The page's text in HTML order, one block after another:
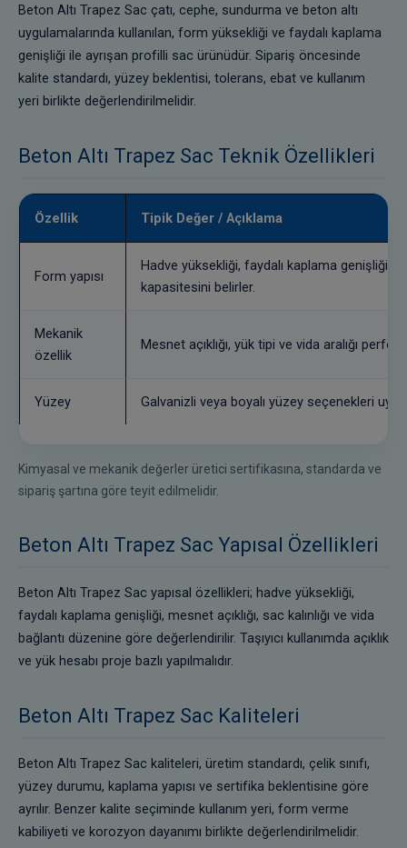
Beton Altı Trapez Sac çatı, cephe, sundurma ve beton altı
uygulamalarında kullanılan, form yüksekliği ve faydalı kaplama
genişliği ile ayrışan profilli sac ürünüdür. Sipariş öncesinde
kalite standardı, yüzey beklentisi, tolerans, ebat ve kullanım
yeri birlikte değerlendirilmelidir.
Beton Altı Trapez Sac Teknik Özellikleri
Özellik Tipik Değer / Açıklama
Form yapısı
Hadve yüksekliği, faydalı kaplama genişliği ve
kapasitesini belirler.
Mekanik
özellik
Mesnet açıklığı, yük tipi ve vida aralığı
Yüzey Galvanizli veya boyalı yüzey seçenekleri
Kimyasal ve mekanik değerler üretici sertifikasına, standarda ve
sipariş şartına göre teyit edilmelidir.
Beton Altı Trapez Sac Yapısal Özellikleri
Beton Altı Trapez Sac yapısal özellikleri; hadve yüksekliği,
faydalı kaplama genişliği, mesnet açıklığı, sac kalınlığı ve vida
bağlantı düzenine göre değerlendirilir. Taşıyıcı kullanımda açıklık
ve yük hesabı proje bazlı yapılmalıdır.
Beton Altı Trapez Sac Kaliteleri
Beton Altı Trapez Sac kaliteleri, üretim standardı, çelik sınıfı,
yüzey durumu, kaplama yapısı ve sertifika beklentisine göre
ayrılır. Benzer kalite seçiminde kullanım yeri, form verme
kabiliyeti ve korozyon dayanımı birlikte değerlendirilmelidir.